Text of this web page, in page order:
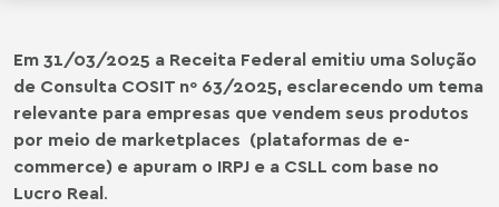
Em 31/03/2025 a Receita Federal emitiu uma Solução
de Consulta COSIT nº 63/2025, esclarecendo um tema
relevante para empresas que vendem seus produtos
por meio de marketplaces (plataformas de e-
commerce) e apuram o IRPJ e a CSLL com base no
Lucro Real.